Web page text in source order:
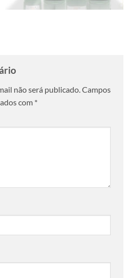
não será publicado. Campos
com *